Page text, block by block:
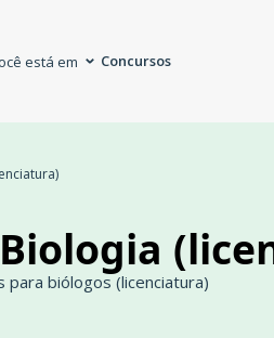
está em Concursos
para biólogos (licenciatura)